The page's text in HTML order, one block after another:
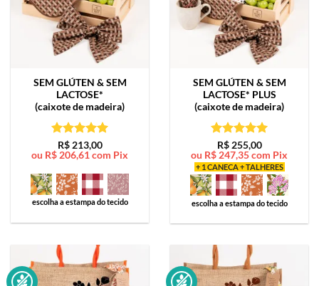
SEM GLÚTEN & SEM
LACTOSE*
(caixote de madeira)
Avaliação5
de 5
R$213,00
ou R$ 206,61 com Pix
escolha a estampa do tecido
SEM GLÚTEN & SEM
LACTOSE* PLUS
(caixote de madeira)
Avaliação5
de 5
R$255,00
ou R$ 247,35com Pix
+ 1 CANECA + TALHERES
escolha a estampa do tecido